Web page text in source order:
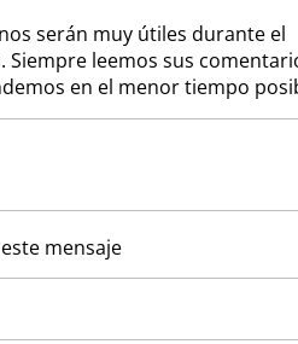
serán muy útiles durante el
Siempre leemos sus
en el menor tiempo
mensaje